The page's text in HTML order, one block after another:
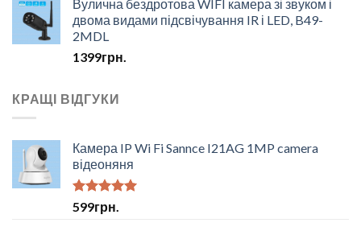
Вулична бездротова WIFI камера зі звуком і
двома видами підсвічування IR і LED, B49-
2MDL
1399грн.
КРАЩІ ВІДГУКИ
Камера IP Wi Fi Sannce I21AG 1MP camera
відеоняня
Оцінено в
з 5
599грн.